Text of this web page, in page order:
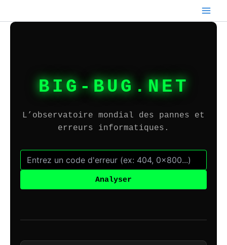
contenu
BIG-BUG.NET
L’observatoire mondial des pannes et
erreurs informatiques.
Analyser